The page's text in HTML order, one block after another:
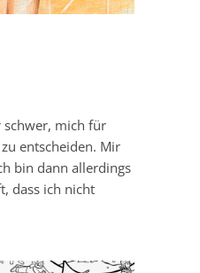
mich für
entscheiden. Mir
bin dann allerdings
dass ich nicht